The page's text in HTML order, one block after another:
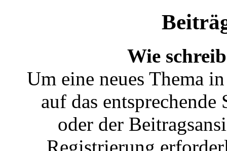
Wie
Um eine neues Thema
auf das
oder der